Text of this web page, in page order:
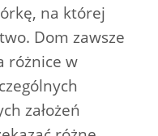
na której
Dom zawsze
różnice w
założeń